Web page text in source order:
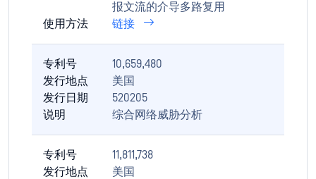
报文流的介导多路复用
使用方法
链接
专利号
10,659,480
发行地点
美国
发行日期
520205
说明
综合网络威胁分析
专利号
11,811,738
发行地点
美国